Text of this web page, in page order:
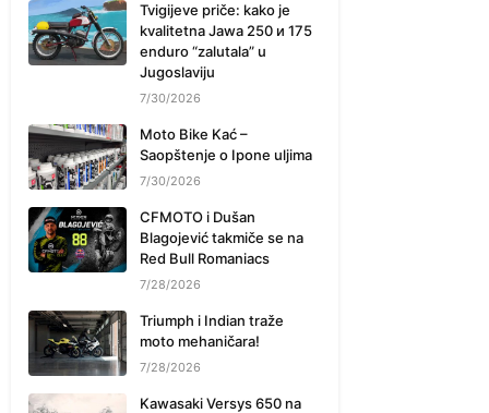
Tvigijeve priče: kako je
kvalitetna Jawa 250 и 175
enduro “zalutala” u
Jugoslaviju
7/30/2026
Moto Bike Kać –
Saopštenje o Ipone uljima
7/30/2026
CFMOTO i Dušan
Blagojević takmiče se na
Red Bull Romaniacs
7/28/2026
Triumph i Indian traže
moto mehaničara!
7/28/2026
Kawasaki Versys 650 na